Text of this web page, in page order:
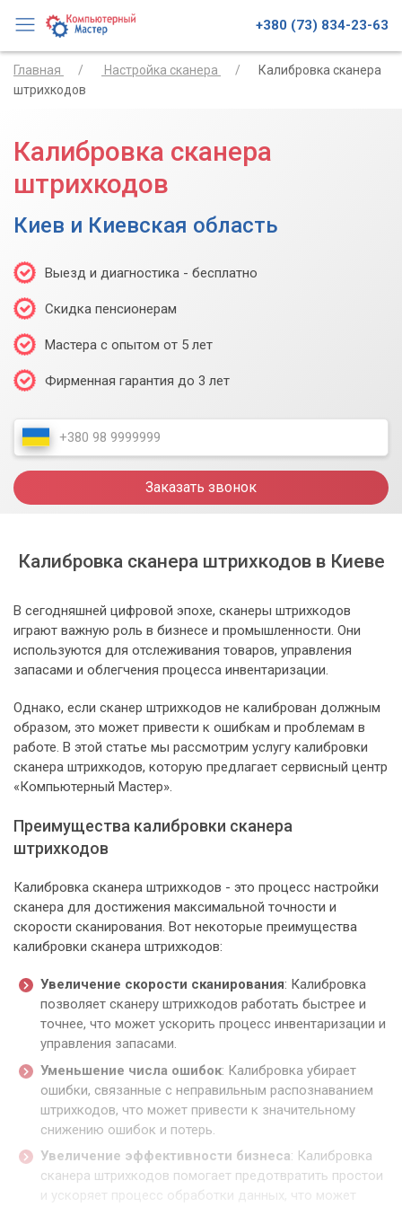
+380 (73) 834-23-63
Главная Настройка сканера
Калибровка сканера
штрихкодов
Калибровка сканера
штрихкодов
Киев и Киевская область
Выезд и диагностика - бесплатно
Скидка пенсионерам
Мастера с опытом от 5 лет
Фирменная гарантия до 3 лет
Заказать звонок
Калибровка сканера штрихкодов в Киеве
В сегодняшней цифровой эпохе, сканеры штрихкодов
играют важную роль в бизнесе и промышленности. Они
используются для отслеживания товаров, управления
запасами и облегчения процесса инвентаризации.
Однако, если сканер штрихкодов не калиброван должным
образом, это может привести к ошибкам и проблемам в
работе. В этой статье мы рассмотрим услугу калибровки
сканера штрихкодов, которую предлагает сервисный центр
«Компьютерный Мастер».
Преимущества калибровки сканера
штрихкодов
Калибровка сканера штрихкодов - это процесс настройки
сканера для достижения максимальной точности и
скорости сканирования. Вот некоторые преимущества
калибровки сканера штрихкодов:
Увеличение скорости сканирования: Калибровка
позволяет сканеру штрихкодов работать быстрее и
точнее, что может ускорить процесс инвентаризации и
управления запасами.
Уменьшение числа ошибок: Калибровка убирает
ошибки, связанные с неправильным распознаванием
штрихкодов, что может привести к значительному
снижению ошибок и потерь.
Увеличение эффективности бизнеса: Калибровка
сканера штрихкодов помогает предотвратить простои
и ускоряет процесс обработки данных, что может